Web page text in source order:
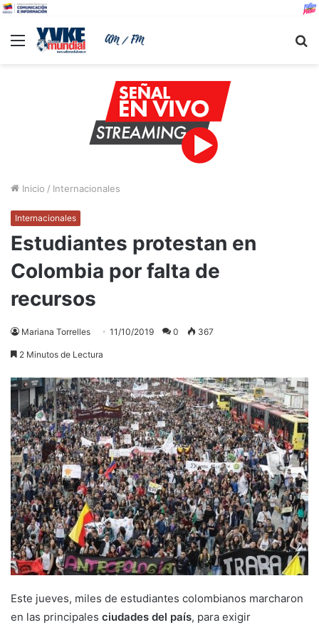
Menu
Inicio / Internacionales
Internacionales
Estudiantes protestan en
Colombia por falta de
recursos
Mariana Torrelles 11/10/2019 0 367
2 Minutos de Lectura
Este jueves, miles de estudiantes colombianos marcharon
en las principales ciudades del país, para exigir